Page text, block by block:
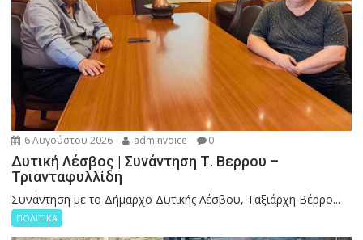
6 Αυγούστου 2026 adminvoice 0
Δυτική Λέσβος | Συνάντηση Τ. Βερρου –
Τριανταφυλλίδη
Συνάντηση με το Δήμαρχο Δυτικής Λέσβου, Ταξιάρχη Βέρρο...
ΠΟΛΙΤΙΚΑ